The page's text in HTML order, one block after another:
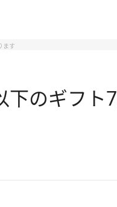
ます
下のギフト